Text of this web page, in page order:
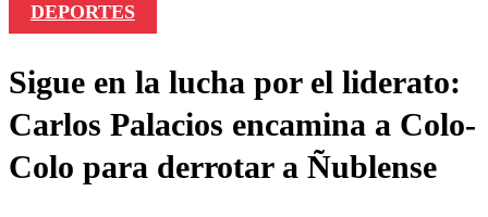
DEPORTES
Sigue en la lucha por el liderato:
Carlos Palacios encamina a Colo-
Colo para derrotar a Ñublense